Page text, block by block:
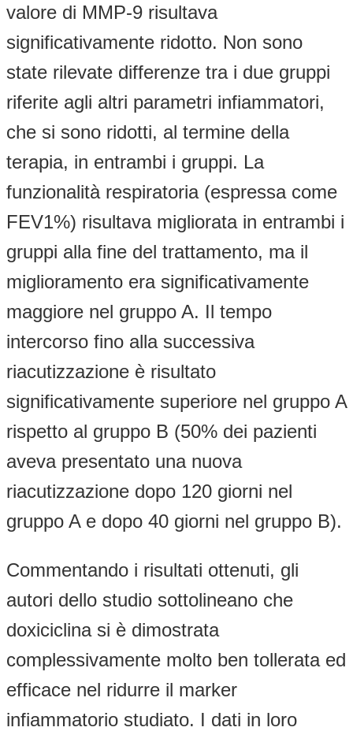
valore di MMP-9 risultava
significativamente ridotto. Non sono
state rilevate differenze tra i due gruppi
riferite agli altri parametri infiammatori,
che si sono ridotti, al termine della
terapia, in entrambi i gruppi. La
funzionalità respiratoria (espressa come
FEV1%) risultava migliorata in entrambi i
gruppi alla fine del trattamento, ma il
miglioramento era significativamente
maggiore nel gruppo A. Il tempo
intercorso fino alla successiva
riacutizzazione è risultato
significativamente superiore nel gruppo A
rispetto al gruppo B (50% dei pazienti
aveva presentato una nuova
riacutizzazione dopo 120 giorni nel
gruppo A e dopo 40 giorni nel gruppo B).
Commentando i risultati ottenuti, gli
autori dello studio sottolineano che
doxiciclina si è dimostrata
complessivamente molto ben tollerata ed
efficace nel ridurre il marker
infiammatorio studiato. I dati in loro